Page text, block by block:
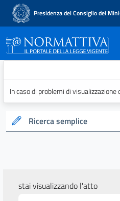
Presidenza del Consiglio dei
Normattiva -
In caso di problemi di visualizzazione
Ricerca semplice
stai visualizzando l'atto